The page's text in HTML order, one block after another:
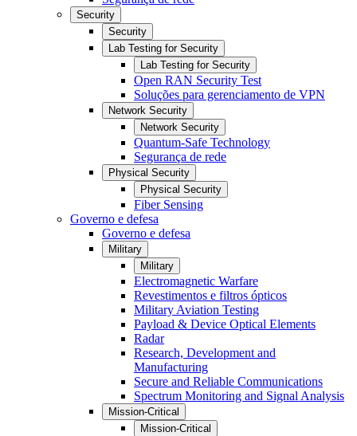
Security
Security
Lab Testing for Security
Lab Testing for Security
Open RAN Security Test
Soluções para gerenciamento de VPN
Network Security
Network Security
Quantum-Safe Technology
Segurança de rede
Physical Security
Physical Security
Fiber Sensing
Governo e defesa
Governo e defesa
Military
Military
Electromagnetic Warfare
Revestimentos e filtros ópticos
Military Aviation Testing
Payload & Device Optical Elements
Radar
Research, Development and
Manufacturing
Secure and Reliable Communications
Spectrum Monitoring and Signal Analysis
Mission-Critical
Mission-Critical